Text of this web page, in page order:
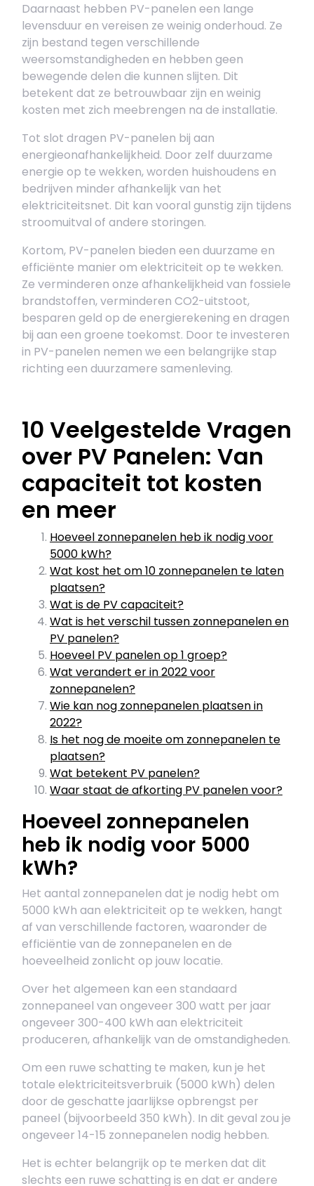
Daarnaast hebben PV-panelen een lange
levensduur en vereisen ze weinig onderhoud. Ze
zijn bestand tegen verschillende
weersomstandigheden en hebben geen
bewegende delen die kunnen slijten. Dit
betekent dat ze betrouwbaar zijn en weinig
kosten met zich meebrengen na de installatie.
Tot slot dragen PV-panelen bij aan
energieonafhankelijkheid. Door zelf duurzame
energie op te wekken, worden huishoudens en
bedrijven minder afhankelijk van het
elektriciteitsnet. Dit kan vooral gunstig zijn tijdens
stroomuitval of andere storingen.
Kortom, PV-panelen bieden een duurzame en
efficiënte manier om elektriciteit op te wekken.
Ze verminderen onze afhankelijkheid van fossiele
brandstoffen, verminderen CO2-uitstoot,
besparen geld op de energierekening en dragen
bij aan een groene toekomst. Door te investeren
in PV-panelen nemen we een belangrijke stap
richting een duurzamere samenleving.
10 Veelgestelde Vragen
over PV Panelen: Van
capaciteit tot kosten
en meer
Hoeveel zonnepanelen heb ik nodig voor
5000 kWh?
Wat kost het om 10 zonnepanelen te laten
plaatsen?
Wat is de PV capaciteit?
Wat is het verschil tussen zonnepanelen en
PV panelen?
Hoeveel PV panelen op 1 groep?
Wat verandert er in 2022 voor
zonnepanelen?
Wie kan nog zonnepanelen plaatsen in
2022?
Is het nog de moeite om zonnepanelen te
plaatsen?
Wat betekent PV panelen?
Waar staat de afkorting PV panelen voor?
Hoeveel zonnepanelen
heb ik nodig voor 5000
kWh?
Het aantal zonnepanelen dat je nodig hebt om
5000 kWh aan elektriciteit op te wekken, hangt
af van verschillende factoren, waaronder de
efficiëntie van de zonnepanelen en de
hoeveelheid zonlicht op jouw locatie.
Over het algemeen kan een standaard
zonnepaneel van ongeveer 300 watt per jaar
ongeveer 300-400 kWh aan elektriciteit
produceren, afhankelijk van de omstandigheden.
Om een ruwe schatting te maken, kun je het
totale elektriciteitsverbruik (5000 kWh) delen
door de geschatte jaarlijkse opbrengst per
paneel (bijvoorbeeld 350 kWh). In dit geval zou je
ongeveer 14-15 zonnepanelen nodig hebben.
Het is echter belangrijk op te merken dat dit
slechts een ruwe schatting is en dat er andere